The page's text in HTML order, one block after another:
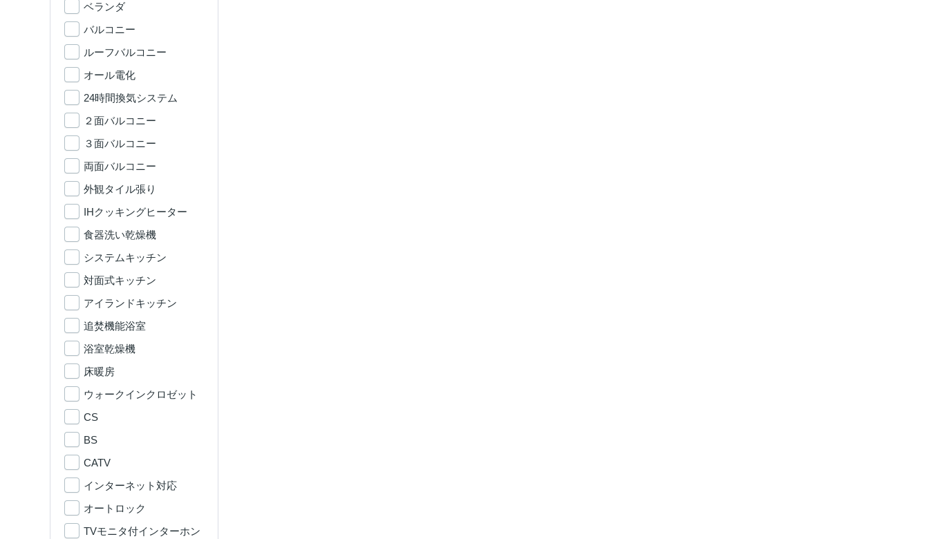
ベランダ
バルコニー
ルーフバルコニー
オール電化
24時間換気システム
２面バルコニー
３面バルコニー
両面バルコニー
外観タイル張り
IHクッキングヒーター
食器洗い乾燥機
システムキッチン
対面式キッチン
アイランドキッチン
追焚機能浴室
浴室乾燥機
床暖房
ウォークインクロゼット
CS
BS
CATV
インターネット対応
オートロック
TVモニタ付インターホン